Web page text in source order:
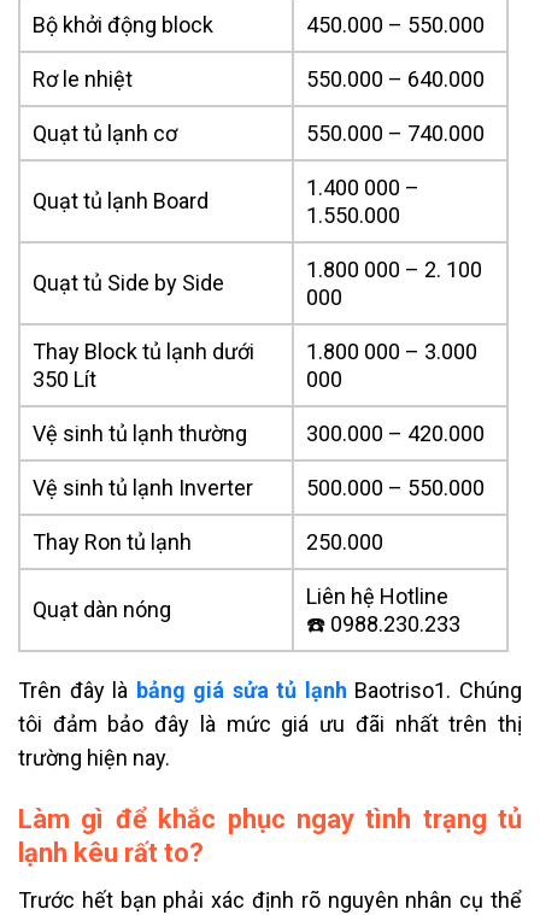
Bộ khởi động block 450.000 – 550.000
Rơ le nhiệt 550.000 – 640.000
Quạt tủ lạnh cơ 550.000 – 740.000
Quạt tủ lạnh Board
1.400 000 –
1.550.000
Quạt tủ Side by Side
1.800 000 – 2. 100
000
Thay Block tủ lạnh dưới
350 Lít
1.800 000 – 3.000
000
Vệ sinh tủ lạnh thường 300.000 – 420.000
Vệ sinh tủ lạnh Inverter 500.000 – 550.000
Thay Ron tủ lạnh 250.000
Quạt dàn nóng
Liên hệ Hotline
☎️ 0988.230.233
Trên đây là bảng giá sửa tủ lạnh Baotriso1. Chúng
tôi đảm bảo đây là mức giá ưu đãi nhất trên thị
trường hiện nay.
Làm gì để khắc phục ngay tình trạng tủ
lạnh kêu rất to?
Trước hết bạn phải xác định rõ nguyên nhân cụ thể